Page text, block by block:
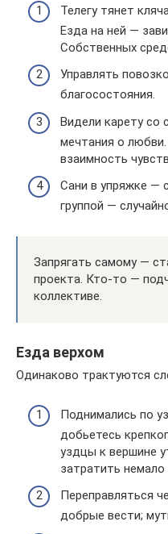
Телегу тянет
Езда на ней —
Собственных
Управлять
благосостояния.
Видели карету со
мечтания о
взаимность
Сани в упряжке —
группой —
Запрягать самому —
проекта. Кто-то —
коллективе.
Езда верхом
Одинаково трактуются
Поднимались по
добьетесь
уздцы к вершине
затратить немало
Переправляться
добрые вести;